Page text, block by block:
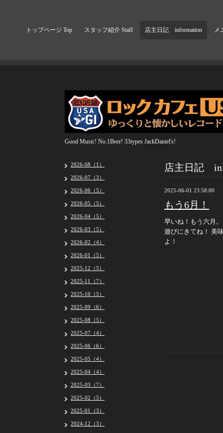
トップページ Top スタッフ紹介 Staff 店主日記 information メ
Good Music! No.1Beer! 33types JackDaniel's!
店主日記
2025-06-01 23:58:00
もう6月！
早いね！もう六月
遊びにきてね！ 美
よ！
2026-08（1）
2026-07（3）
2026-06（5）
2026-05（5）
2026-04（5）
2026-03（5）
2026-02（4）
2026-01（5）
2025-12（5）
2025-11（7）
2025-10（5）
2025-09（6）
2025-08（5）
2025-07（4）
2025-06（6）
2025-05（4）
2025-04（4）
2025-03（7）
2025-02（5）
2025-01（3）
2024-12（3）